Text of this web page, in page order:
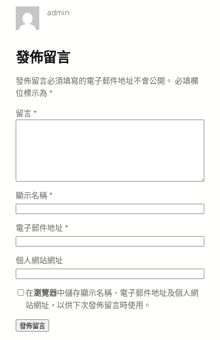
admin
發佈留言
發佈留言必須填寫的電子郵件地址不會公開。 必填欄
位標示為 *
留言 *
顯示名稱 *
電子郵件地址 *
個人網站網址
在瀏覽器中儲存顯示名稱、電子郵件地址及個人網
站網址，以供下次發佈留言時使用。